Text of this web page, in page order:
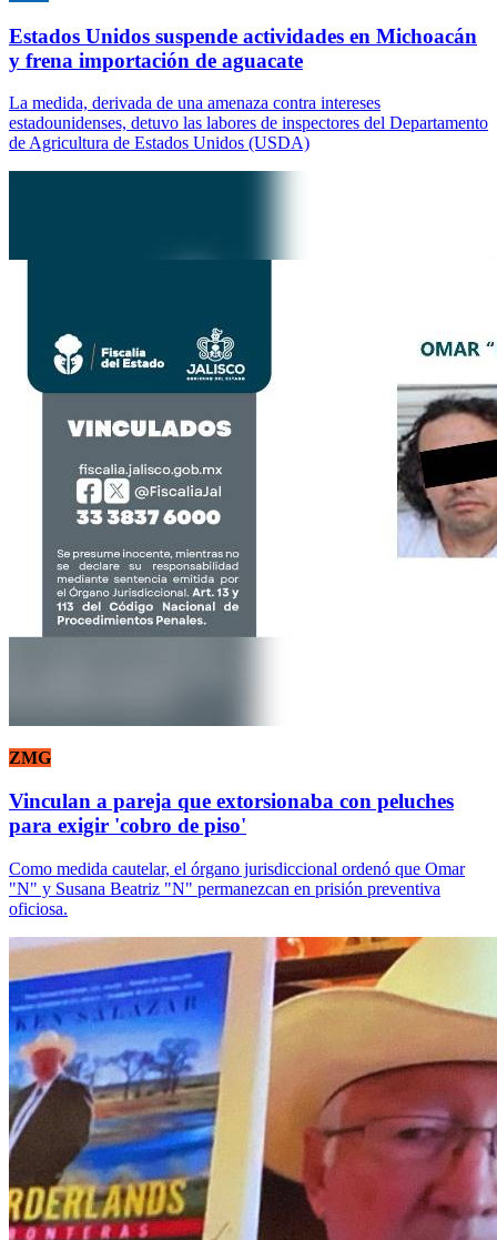
Estados Unidos suspende actividades en Michoacán
y frena importación de aguacate
La medida, derivada de una amenaza contra intereses
estadounidenses, detuvo las labores de inspectores del Departamento
de Agricultura de Estados Unidos (USDA)
ZMG
Vinculan a pareja que extorsionaba con peluches
para exigir 'cobro de piso'
Como medida cautelar, el órgano jurisdiccional ordenó que Omar
"N" y Susana Beatriz "N" permanezcan en prisión preventiva
oficiosa.